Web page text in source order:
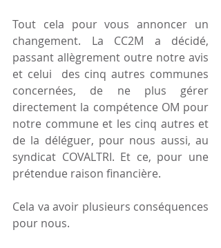
Tout cela pour vous annoncer un
changement. La CC2M a décidé,
passant allègrement outre notre avis
et celui  des cinq autres communes
concernées, de ne plus gérer
directement la compétence OM pour
notre commune et les cinq autres et
de la déléguer, pour nous aussi, au
syndicat COVALTRI. Et ce, pour une
prétendue raison financière.
Cela va avoir plusieurs conséquences
pour nous.